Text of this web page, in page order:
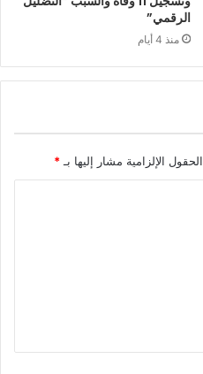
الرقمي”
منذ 4 أيام
الحقول الإلزامية مشار إليها بـ *